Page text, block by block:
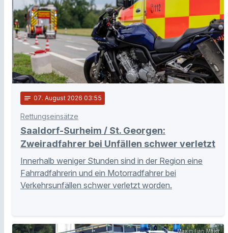
notes 07. August 2026 03:55
Rettungseinsätze
Saaldorf-Surheim / St. Georgen:
Zweiradfahrer bei Unfällen schwer verletzt
Innerhalb weniger Stunden sind in der Region eine
Fahrradfahrerin und ein Motorradfahrer bei
Verkehrsunfällen schwer verletzt worden.
Maximilian Maier